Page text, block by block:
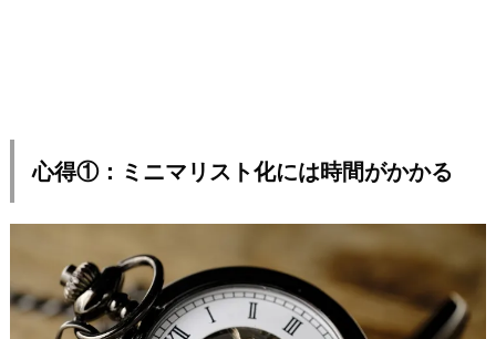
心得①：ミニマリスト化には時間がかかる